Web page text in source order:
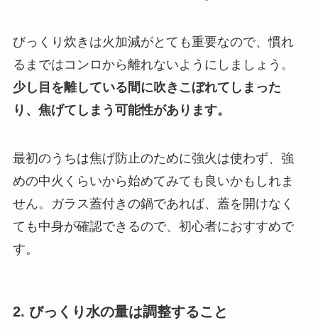
びっくり炊きは火加減がとても重要なので、慣れ
るまではコンロから離れないようにしましょう。
少し目を離している間に吹きこぼれてしまった
り、焦げてしまう可能性があります。
最初のうちは焦げ防止のために強火は使わず、強
めの中火くらいから始めてみても良いかもしれま
せん。ガラス蓋付きの鍋であれば、蓋を開けなく
ても中身が確認できるので、初心者におすすめで
す。
2. びっくり水の量は調整すること